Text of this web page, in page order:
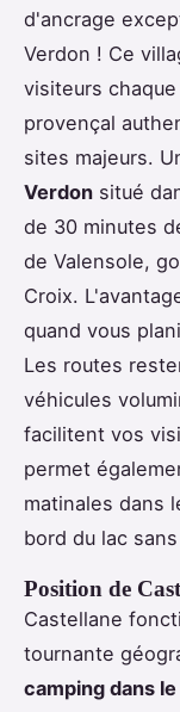
d'ancrage
Verdon ! Ce
visiteurs
provençal
sites majeurs.
Verdon situé
de 30 minutes
de Valensole,
Croix.
quand vous
Les routes
véhicules
facilitent vos
permet
matinales dans
bord du lac
Position de
Castellane
tournante
camping dans